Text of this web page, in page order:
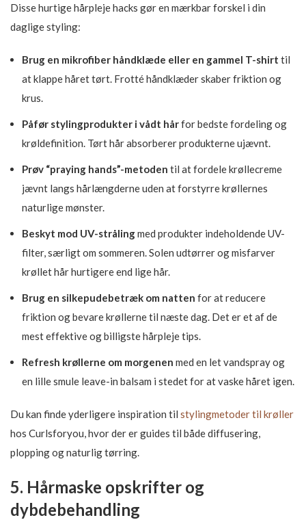
Disse hurtige hårpleje hacks gør en mærkbar forskel i din
daglige styling:
Brug en mikrofiber håndklæde eller en gammel T-shirt til
at klappe håret tørt. Frotté håndklæder skaber friktion og
krus.
Påfør stylingprodukter i vådt hårfor bedste fordeling og
krøldefinition. Tørt hår absorberer produkterne ujævnt.
Prøv “praying hands”-metoden til at fordele krøllecreme
jævnt langs hårlængderne uden at forstyrre krøllernes
naturlige mønster.
Beskyt mod UV-strålingmed produkter indeholdende UV-
filter, særligt om sommeren. Solen udtørrer og misfarver
krøllet hår hurtigere end lige hår.
Brug en silkepudebetræk om natten for at reducere
friktion og bevare krøllerne til næste dag. Det er et af de
mest effektive og billigste hårpleje tips.
Refresh krøllerne om morgenen med en let vandspray og
en lille smule leave-in balsam i stedet for at vaske håret igen.
Du kan finde yderligere inspiration til stylingmetoder til krøller
hos Curlsforyou, hvor der er guides til både diffusering,
plopping og naturlig tørring.
5. Hårmaske opskrifter og
dybdebehandling